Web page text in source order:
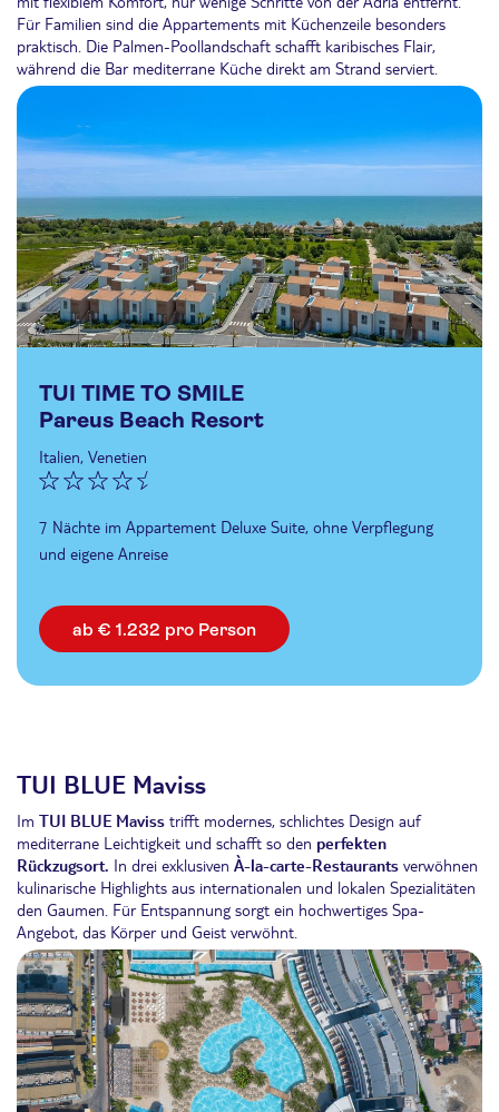
Für Familien sind die Appartements mit Küchenzeile besonders
praktisch. Die Palmen-Poollandschaft schafft karibisches Flair,
während die Bar mediterrane Küche direkt am Strand serviert.
TUI TIME TO SMILE
Pareus Beach Resort
Italien, Venetien
7 Nächte im Appartement Deluxe Suite, ohne Verpflegung
und eigene Anreise
ab € 1.232 pro Person
TUI BLUE Maviss
Im TUI BLUE Maviss trifft modernes, schlichtes Design auf
mediterrane Leichtigkeit und schafft so den perfekten
Rückzugsort. In drei exklusiven À-la-carte-Restaurants verwöhnen
kulinarische Highlights aus internationalen und lokalen Spezialitäten
den Gaumen. Für Entspannung sorgt ein hochwertiges Spa-
Angebot, das Körper und Geist verwöhnt.